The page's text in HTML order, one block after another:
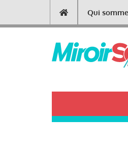
contenu
Main
navigation
Qui